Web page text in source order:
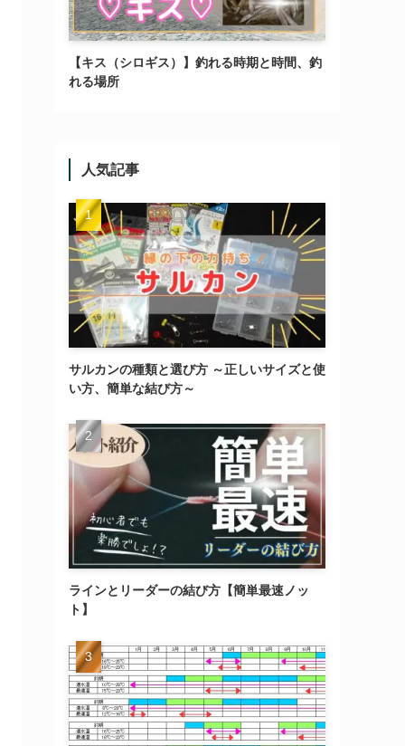
【キス（シロギス）】釣れる時期と時間、釣
れる場所
人気記事
サルカンの種類と選び方 ～正しいサイズと使
い方、簡単な結び方～
ラインとリーダーの結び方【簡単最速ノッ
ト】